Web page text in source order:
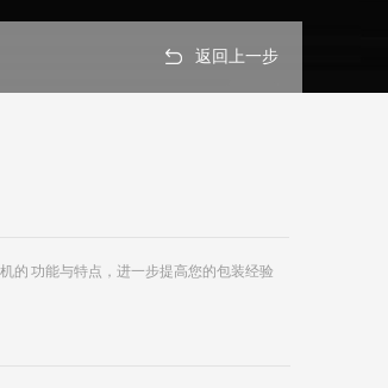
返回上一步
的 功能与特点，进一步提高您的包装经验